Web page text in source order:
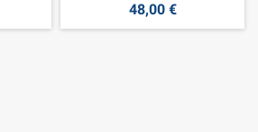
48,00 €